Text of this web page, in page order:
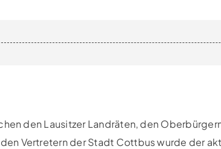
den Lausitzer Landräten, den
Vertretern der Stadt Cottbus wurde der